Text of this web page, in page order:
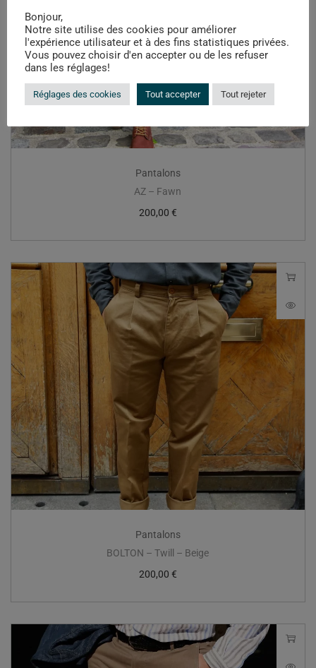
Pantalons
AZ – Fawn
200,00 €
Pantalons
BOLTON – Twill – Beige
200,00 €
Bonjour,
Notre site utilise des cookies pour améliorer
l'expérience utilisateur et à des fins statistiques privées.
Vous pouvez choisir d'en accepter ou de les refuser
dans les réglages!
Réglages des cookies Tout accepter Tout rejeter